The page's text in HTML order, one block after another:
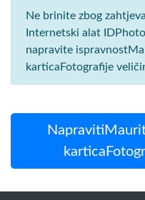
Ne brinite zbog
Internetski alat
napravite
karticaFotografije